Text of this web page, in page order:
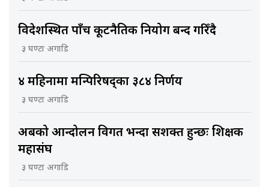
विदेशस्थित पाँच कूटनैतिक नियोग बन्द गरिँदै
३ घण्टा अगाडि
४ महिनामा मन्त्रिपरिषद्का ३८४ निर्णय
३ घण्टा अगाडि
अबको आन्दोलन विगत भन्दा सशक्त हुन्छः शिक्षक
महासंघ
३ घण्टा अगाडि